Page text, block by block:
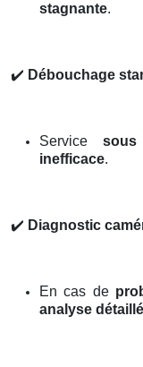
stagnante.
✔️ Débouchage
Service
inefficace.
✔️ Diagnostic
En cas de
analyse